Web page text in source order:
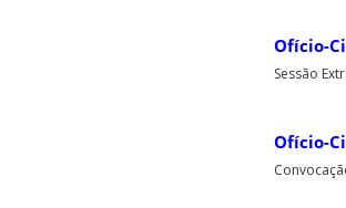
Ofício-
Sessão
Ofício-